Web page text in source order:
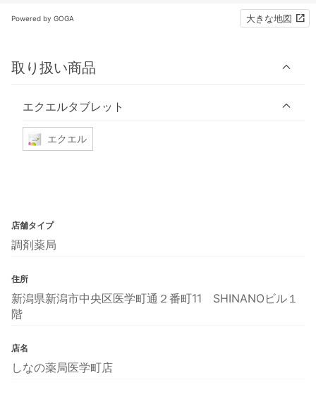
Powered by GOGA 大きな地図
取り扱い商品
エクエルタブレット
エクエル
店舗タイプ
調剤薬局
住所
新潟県新潟市中央区医学町通２番町11 SHINANOビル１
階
店名
しなの薬局医学町店